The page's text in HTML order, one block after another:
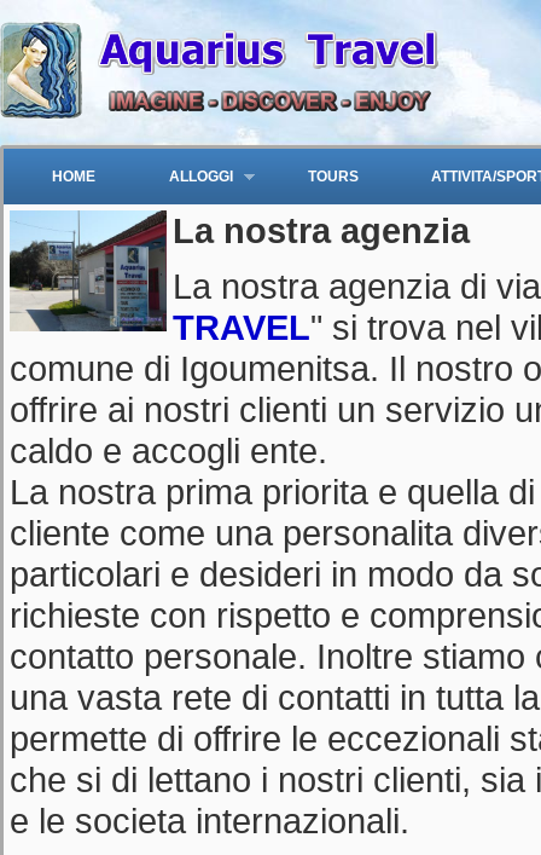
HOME ALLOGGI TOURS ATTIVITA/
La nostra agenzia
La nostra agenzia di
TRAVEL" si trova nel
comune di Igoumenitsa. Il nostro
offrire ai nostri clienti un servizio
caldo e accogli ente.
La nostra prima priorita e quella
cliente come una personalita
particolari e desideri in modo da
richieste con rispetto e
contatto personale. Inoltre
una vasta rete di contatti in tutta
permette di offrire le eccezionali
che si di lettano i nostri clienti, sia
e le societa internazionali.